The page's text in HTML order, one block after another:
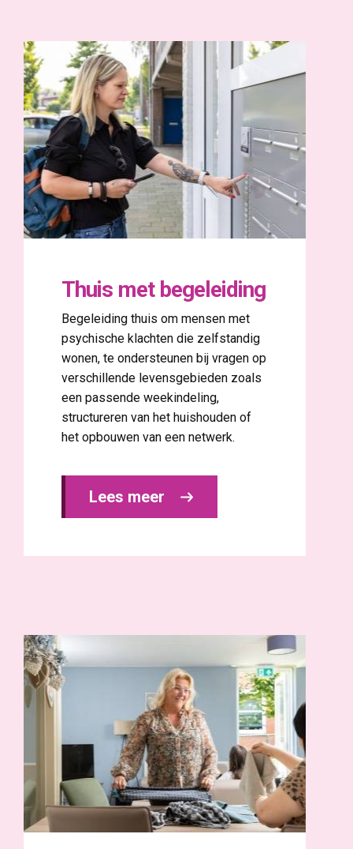
Thuis met begeleiding
Begeleiding thuis om mensen met
psychische klachten die zelfstandig
wonen, te ondersteunen bij vragen op
verschillende levensgebieden zoals
een passende weekindeling,
structureren van het huishouden of
het opbouwen van een netwerk.
Lees meer